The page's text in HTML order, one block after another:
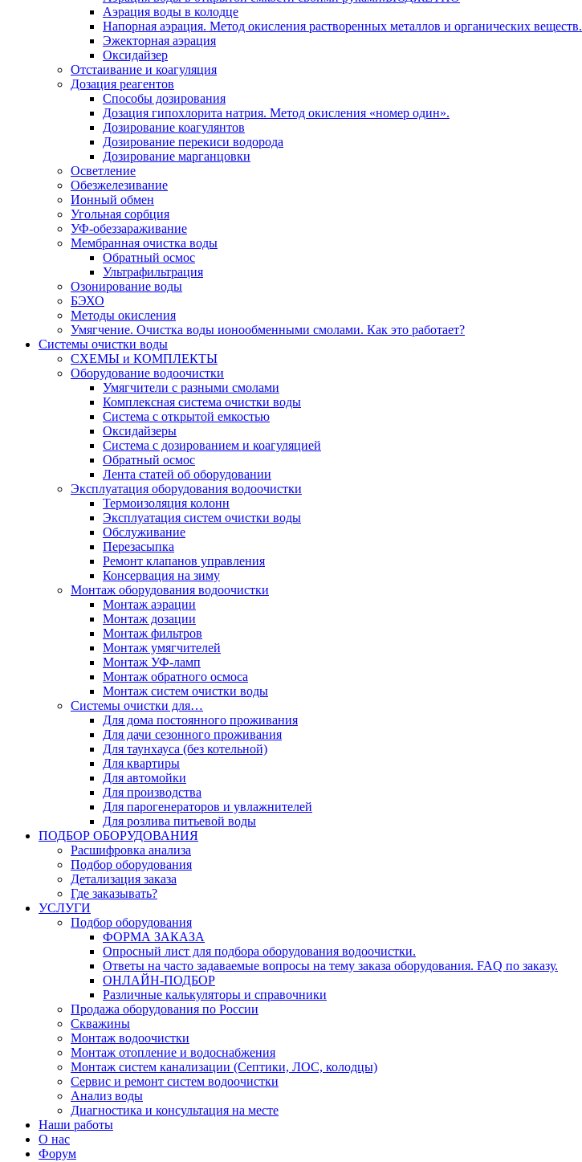
Аэрация воды в колодце
Напорная аэрация. Метод окисления растворенных металлов и органических веществ.
Эжекторная аэрация
Оксидайзер
Отстаивание и коагуляция
Дозация реагентов
Способы дозирования
Дозация гипохлорита натрия. Метод окисления «номер один».
Дозирование коагулянтов
Дозирование перекиси водорода
Дозирование марганцовки
Осветление
Обезжелезивание
Ионный обмен
Угольная сорбция
УФ-обеззараживание
Мембранная очистка воды
Обратный осмос
Ультрафильтрация
Озонирование воды
БЭХО
Методы окисления
Умягчение. Очистка воды ионообменными смолами. Как это работает?
Системы очистки воды
СХЕМЫ и КОМПЛЕКТЫ
Оборудование водоочистки
Умягчители с разными смолами
Комплексная система очистки воды
Система с открытой емкостью
Оксидайзеры
Система с дозированием и коагуляцией
Обратный осмос
Лента статей об оборудовании
Эксплуатация оборудования водоочистки
Термоизоляция колонн
Эксплуатация систем очистки воды
Обслуживание
Перезасыпка
Ремонт клапанов управления
Консервация на зиму
Монтаж оборудования водоочистки
Монтаж аэрации
Монтаж дозации
Монтаж фильтров
Монтаж умягчителей
Монтаж УФ-ламп
Монтаж обратного осмоса
Монтаж систем очистки воды
Системы очистки для…
Для дома постоянного проживания
Для дачи сезонного проживания
Для таунхауса (без котельной)
Для квартиры
Для автомойки
Для производства
Для парогенераторов и увлажнителей
Для розлива питьевой воды
ПОДБОР ОБОРУДОВАНИЯ
Расшифровка анализа
Подбор оборудования
Детализация заказа
Где заказывать?
УСЛУГИ
Подбор оборудования
ФОРМА ЗАКАЗА
Опросный лист для подбора оборудования водоочистки.
Ответы на часто задаваемые вопросы на тему заказа оборудования. FAQ по заказу.
ОНЛАЙН-ПОДБОР
Различные калькуляторы и справочники
Продажа оборудования по России
Скважины
Монтаж водоочистки
Монтаж отопление и водоснабжения
Монтаж систем канализации (Септики, ЛОС, колодцы)
Сервис и ремонт систем водоочистки
Анализ воды
Диагностика и консультация на месте
Наши работы
О нас
Форум